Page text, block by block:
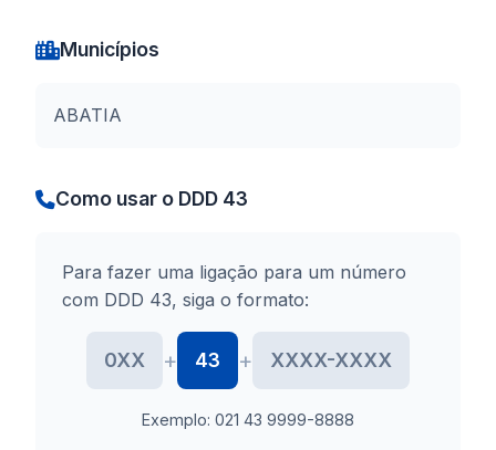
Municípios
ABATIA
Como usar o DDD 43
Para fazer uma ligação para um número
com DDD 43, siga o formato:
0XX + 43 + XXXX-XXXX
Exemplo: 021 43 9999-8888